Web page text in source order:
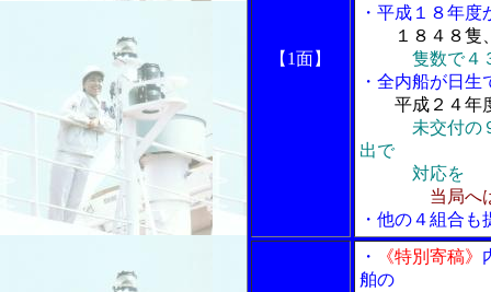
【1面】
・平成１８年
１８４８隻
隻数で４
・全内船が日
平成２４年
未交付の
出で
対応を
当局へ
・他の４組合も
・ 《特別寄稿》
舶の